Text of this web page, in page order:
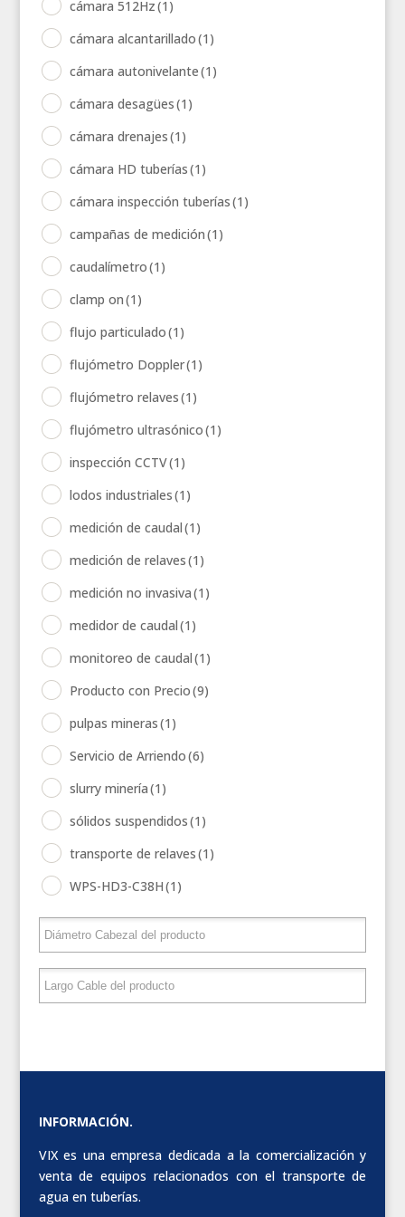
cámara 512Hz(1)
cámara alcantarillado(1)
cámara autonivelante(1)
cámara desagües(1)
cámara drenajes(1)
cámara HD tuberías(1)
cámara inspección tuberías(1)
campañas de medición(1)
caudalímetro(1)
clamp on(1)
flujo particulado(1)
flujómetro Doppler(1)
flujómetro relaves(1)
flujómetro ultrasónico(1)
inspección CCTV(1)
lodos industriales(1)
medición de caudal(1)
medición de relaves(1)
medición no invasiva(1)
medidor de caudal(1)
monitoreo de caudal(1)
Producto con Precio(9)
pulpas mineras(1)
Servicio de Arriendo(6)
slurry minería(1)
sólidos suspendidos(1)
transporte de relaves(1)
WPS-HD3-C38H(1)
INFORMACIÓN.
VIX es una empresa dedicada a la comercialización y
venta de equipos relacionados con el transporte de
agua en tuberías.